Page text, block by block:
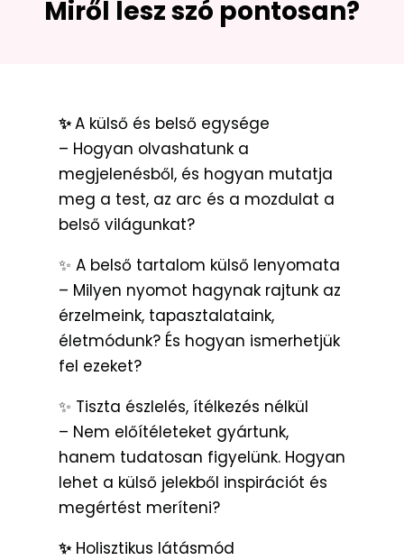
Miről lesz szó pontosan?
✨A külső és belső egysége
– Hogyan olvashatunk a
megjelenésből, és hogyan mutatja
meg a test, az arc és a mozdulat a
belső világunkat?
✨ A belső tartalom külső lenyomata
– Milyen nyomot hagynak rajtunk az
érzelmeink, tapasztalataink,
életmódunk? És hogyan ismerhetjük
fel ezeket?
✨ Tiszta észlelés, ítélkezés nélkül
– Nem előítéleteket gyártunk,
hanem tudatosan figyelünk. Hogyan
lehet a külső jelekből inspirációt és
megértést meríteni?
✨Holisztikus látásmód